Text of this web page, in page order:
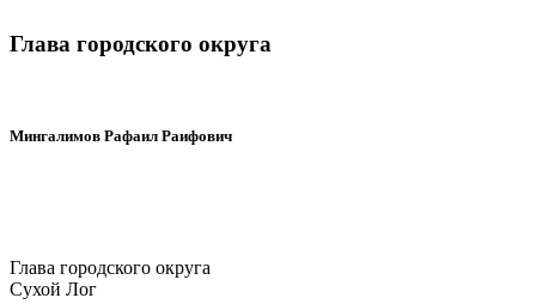
Глава городского округа
Мингалимов Рафаил Раифович
Глава городского округа
Сухой Лог